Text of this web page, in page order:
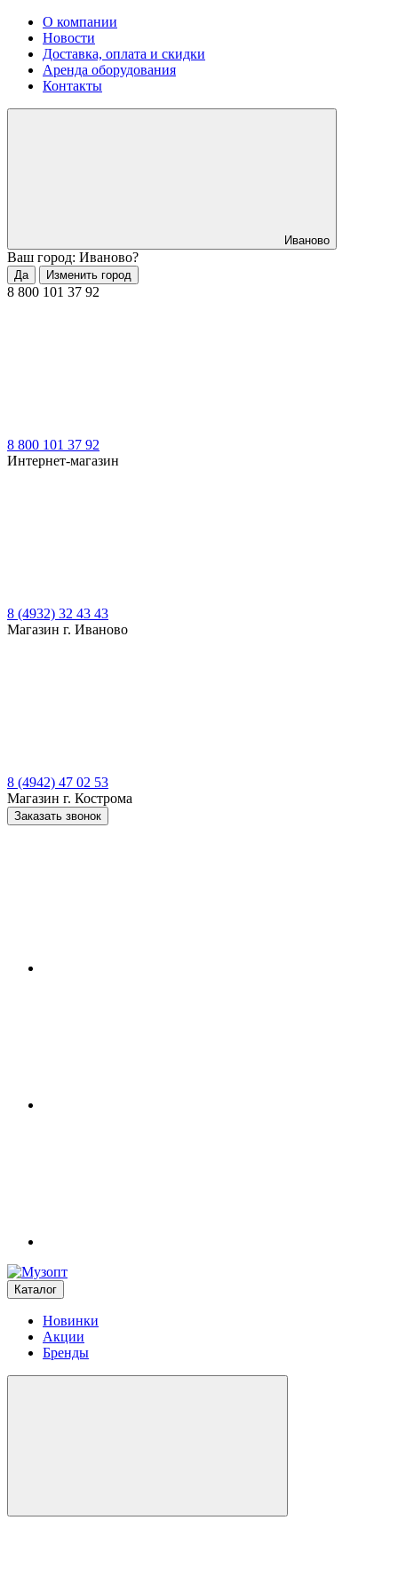
О компании
Новости
Доставка, оплата и скидки
Аренда оборудования
Контакты
Иваново
Ваш город: Иваново?
Да Изменить город
8 800 101 37 92
8 800 101 37 92
Интернет-магазин
8 (4932) 32 43 43
Магазин г. Иваново
8 (4942) 47 02 53
Магазин г. Кострома
Заказать звонок
Каталог
Новинки
Акции
Бренды